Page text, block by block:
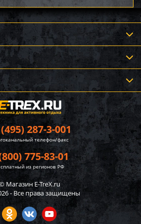
287-3-001
телефон/факс
775-83-01
из регионов РФ
Магазин E-TreX.ru
- Все права защищены